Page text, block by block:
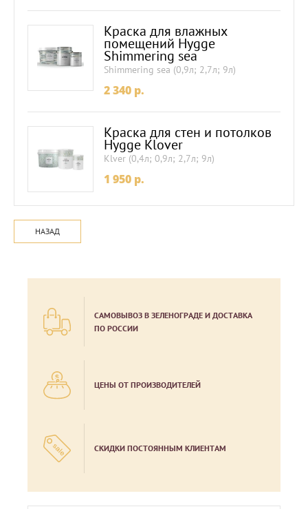
Краска для влажных
помещений Hygge
Shimmering sea
Shimmering sea (0,9л; 2,7л; 9л)
2 340 p.
Краска для стен и потолков
Hygge Klover
Klver (0,4л; 0,9л; 2,7л; 9л)
1 950 p.
НАЗАД
САМОВЫВОЗ В ЗЕЛЕНОГРАДЕ И ДОСТАВКА
ПО РОССИИ
ЦЕНЫ ОТ ПРОИЗВОДИТЕЛЕЙ
СКИДКИ ПОСТОЯННЫМ КЛИЕНТАМ